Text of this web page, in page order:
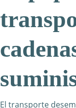
El transporte